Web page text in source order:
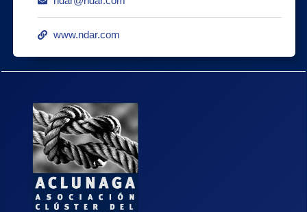
www.ndar.com